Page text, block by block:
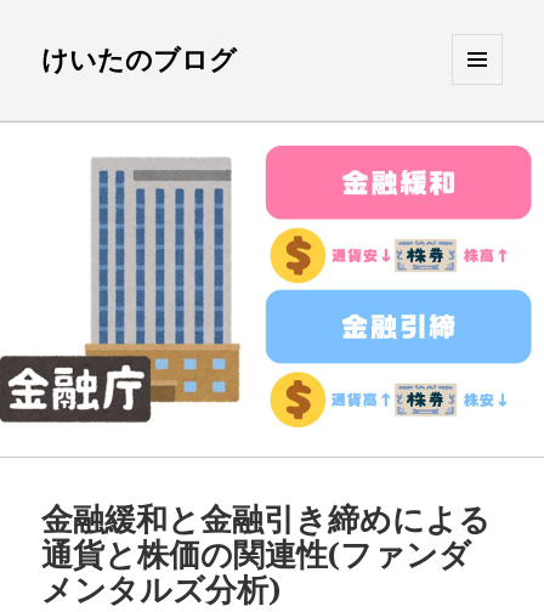
けいたのブログ
ーとウ
金融緩和と金融引き締めによる
通貨と株価の関連性(ファンダ
メンタルズ分析)